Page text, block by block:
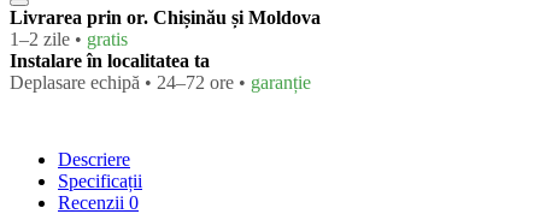
Livrarea prin or. Chișinău și Moldova
1–2 zile • gratis
Instalare în localitatea ta
Deplasare echipă • 24–72 ore • garanție
Descriere
Specificații
Recenzii 0